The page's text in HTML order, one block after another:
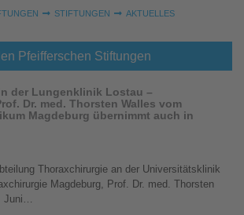
STIFTUNGEN AKTUELLES
Pfeifferschen Stiftungen
der Lungenklinik Lostau –
Dr. med. Thorsten Walles vom
Magdeburg übernimmt auch in
Thoraxchirurgie an der Universitätsklinik
Magdeburg, Prof. Dr. med. Thorsten
Juni…